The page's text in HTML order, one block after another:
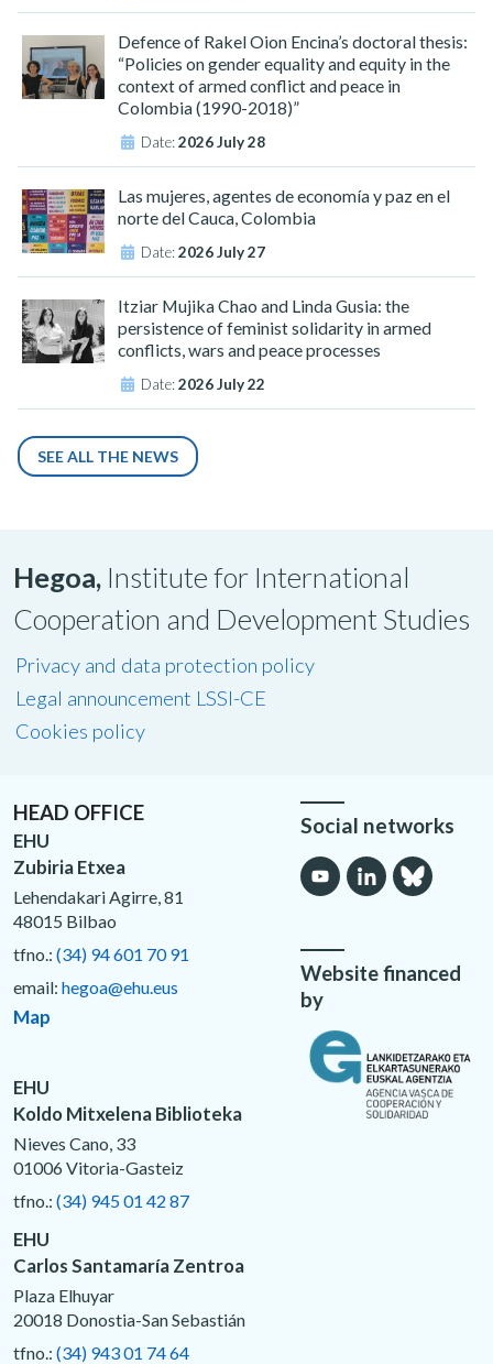
Defence of Rakel Oion Encina’s doctoral thesis:
“Policies on gender equality and equity in the
context of armed conflict and peace in
Colombia (1990-2018)”
Date:2026 July 28
Las mujeres, agentes de economía y paz en el
norte del Cauca, Colombia
Date:2026 July 27
Itziar Mujika Chao and Linda Gusia: the
persistence of feminist solidarity in armed
conflicts, wars and peace processes
Date:2026 July 22
SEE ALL THE NEWS
Hegoa, Institute for International
Cooperation and Development Studies
Privacy and data protection policy
Legal announcement LSSI-CE
Cookies policy
HEAD OFFICE
EHU
Zubiria Etxea
Lehendakari Agirre, 81
48015 Bilbao
tfno.: (34) 94 601 70 91
email: hegoa@ehu.eus
Map
EHU
Koldo Mitxelena Biblioteka
Nieves Cano, 33
01006 Vitoria-Gasteiz
tfno.: (34) 945 01 42 87
EHU
Carlos Santamaría Zentroa
Plaza Elhuyar
20018 Donostia-San Sebastián
tfno.: (34) 943 01 74 64
Social networks
Website financed
by